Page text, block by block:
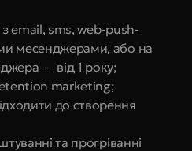
email, sms, web-push-
месенджерами, або на
— від 1 року;
marketing;
до створення
та прогріванні